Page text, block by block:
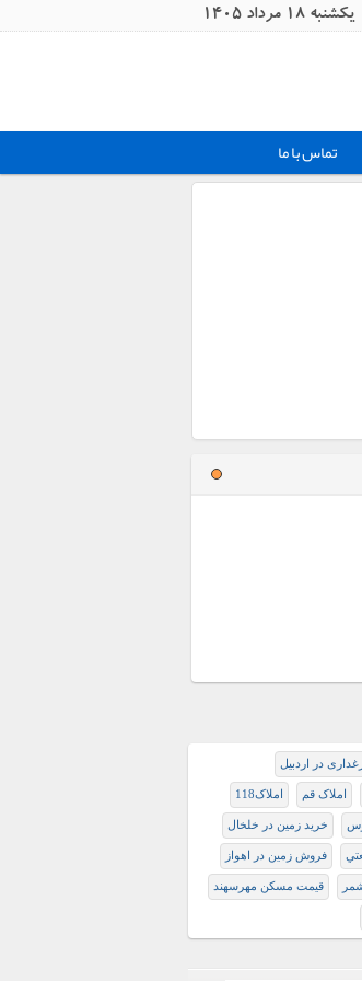
يکشنبه 18 مرداد 1405
تماس با ما
در اردبیل
املاک قم املاک118
خرید زمین در خلخال
فروش زمین در اهواز
قیمت مسکن مهرسهند